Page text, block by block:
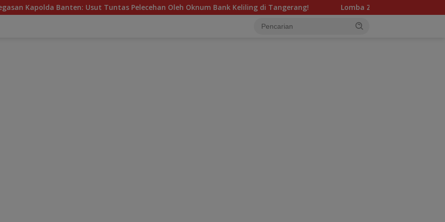
Banten: Usut Tuntas Pelecehan Oleh Oknum Bank Keliling di Tangerang! Lomba Zumba Kids Semarakkan HUT ke-81